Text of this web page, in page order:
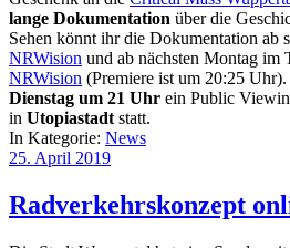
lange Dokumentation über die
Sehen könnt ihr die Dokumentation ab
NRWision und ab nächsten Montag im
NRWision (Premiere ist um 20:25
Dienstag um 21 Uhr ein Public
in Utopiastadt statt.
In Kategorie: News
25. April 2019
Radverkehrskonzept